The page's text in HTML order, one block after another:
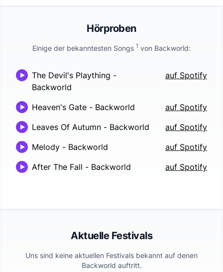
Hörproben
Einige der bekanntesten Songs 1 von Backworld:
The Devil's Plaything -
Backworld
auf Spotify
Heaven's Gate - Backworld
auf Spotify
Leaves Of Autumn - Backworld
auf Spotify
Melody - Backworld
auf Spotify
After The Fall - Backworld auf Spotify
Aktuelle Festivals
Uns sind keine aktuellen Festivals bekannt auf denen
Backworld auftritt.